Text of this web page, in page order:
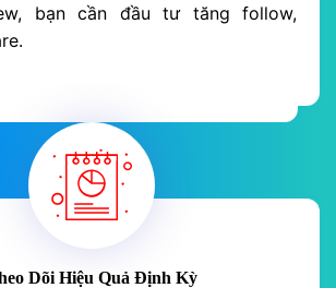
bạn cần đầu tư tăng follow,
Dõi Hiệu Quả Định Kỳ